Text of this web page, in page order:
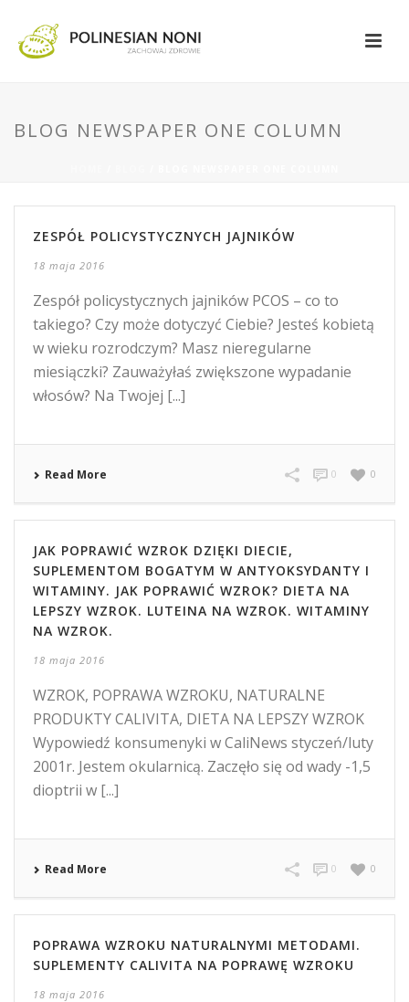
BLOG NEWSPAPER ONE COLUMN
ZESPÓŁ POLICYSTYCZNYCH JAJNIKÓW
18 maja 2016
Zespół policystycznych jajników PCOS – co to
takiego? Czy może dotyczyć Ciebie? Jesteś kobietą
w wieku rozrodczym? Masz nieregularne
miesiączki? Zauważyłaś zwiększone wypadanie
włosów? Na Twojej [...]
Read More 0
0
JAK POPRAWIĆ WZROK DZIĘKI DIECIE,
SUPLEMENTOM BOGATYM W ANTYOKSYDANTY I
WITAMINY. JAK POPRAWIĆ WZROK? DIETA NA
LEPSZY WZROK. LUTEINA NA WZROK. WITAMINY
NA WZROK.
18 maja 2016
WZROK, POPRAWA WZROKU, NATURALNE
PRODUKTY CALIVITA, DIETA NA LEPSZY WZROK
Wypowiedź konsumenyki w CaliNews styczeń/luty
2001r. Jestem okularnicą. Zaczęło się od wady -1,5
dioptrii w [...]
Read More 0
0
POPRAWA WZROKU NATURALNYMI METODAMI.
SUPLEMENTY CALIVITA NA POPRAWĘ WZROKU
18 maja 2016